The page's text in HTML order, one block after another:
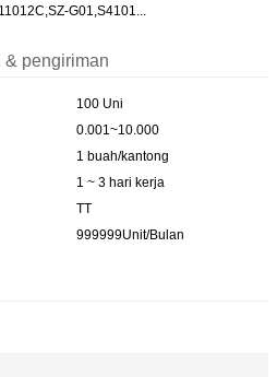
G01,S4101...
& pengiriman
100 Uni
0.001~10.000
1 buah/kantong
1 ~ 3 hari kerja
TT
999999Unit/Bulan